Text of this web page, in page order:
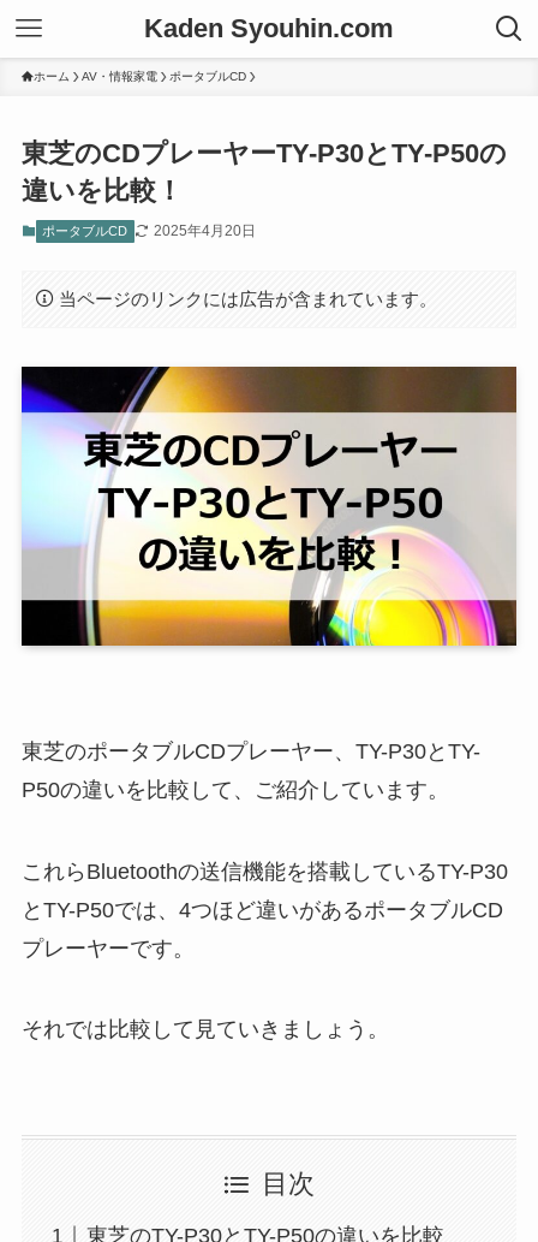
Kaden Syouhin.com
ホーム AV・情報家電 ポータブルCD
東芝のCDプレーヤーTY-P30とTY-P50の
違いを比較！
ポータブルCD 2025年4月20日
当ページのリンクには広告が含まれています。
東芝のポータブルCDプレーヤー、TY-P30とTY-
P50の違いを比較して、ご紹介しています。
これらBluetoothの送信機能を搭載しているTY-P30
とTY-P50では、4つほど違いがあるポータブルCD
プレーヤーです。
それでは比較して見ていきましょう。
目次
東芝のTY-P30とTY-P50の違いを比較